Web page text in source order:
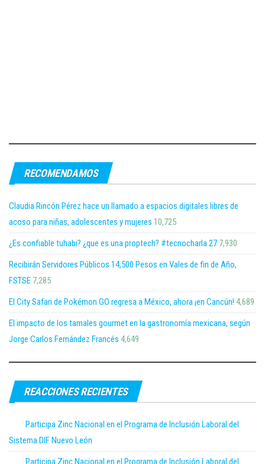
RECOMENDAMOS
Claudia Rincón Pérez hace un llamado a espacios digitales libres de
acoso para niñas, adolescentes y mujeres 10,725
¿Es confiable tuhabi? ¿que es una proptech? #tecnocharla 27 7,930
Recibirán Servidores Públicos 14,500 Pesos en Vales de fin de Año,
FSTSE 7,285
El City Safari de Pokémon GO regresa a México, ahora ¡en Cancún! 4,689
El impacto de los tamales gourmet en la gastronomía mexicana, según
Jorge Carlos Fernández Francés 4,649
REACCIONES RECIENTES
Participa Zinc Nacional en el Programa de Inclusión Laboral del
Sistema DIF Nuevo León